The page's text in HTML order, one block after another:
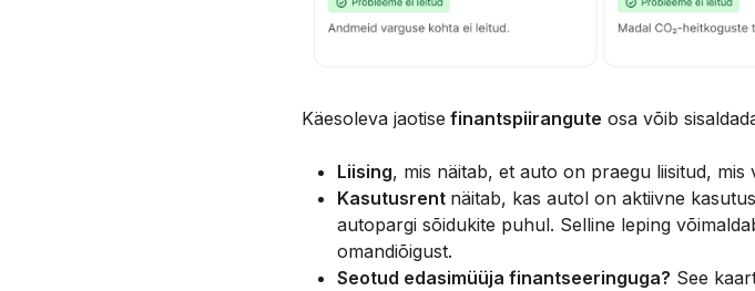
Käesoleva jaotise finantspiirangute osa võib
Liising, mis näitab, et auto on praegu liisitud,
Kasutusrent näitab, kas autol on aktiivne
autopargi sõidukite puhul. Selline leping
omandiõigust.
Seotud edasimüüja finantseeringuga? See